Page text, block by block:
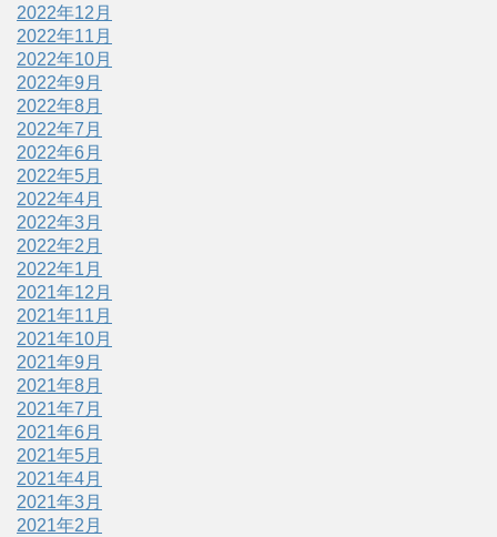
2022年12月
2022年11月
2022年10月
2022年9月
2022年8月
2022年7月
2022年6月
2022年5月
2022年4月
2022年3月
2022年2月
2022年1月
2021年12月
2021年11月
2021年10月
2021年9月
2021年8月
2021年7月
2021年6月
2021年5月
2021年4月
2021年3月
2021年2月